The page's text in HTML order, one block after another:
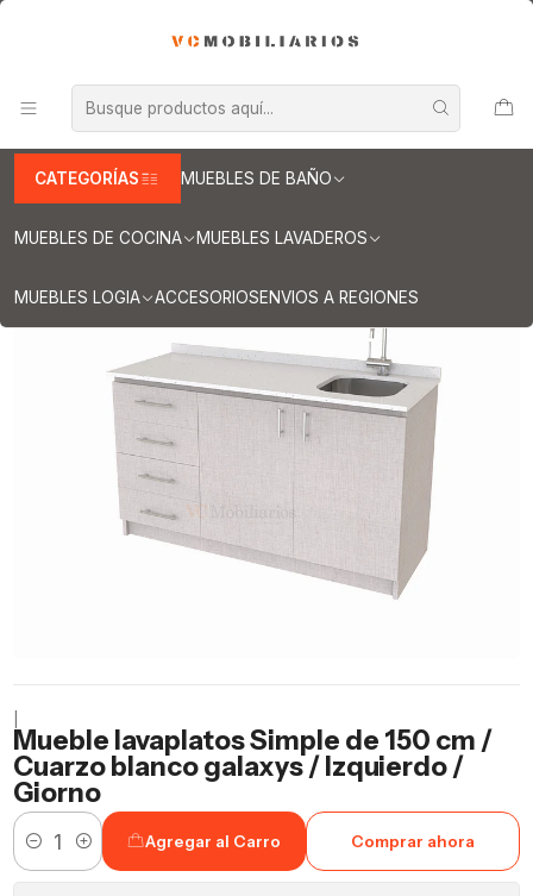
CATEGORÍAS MUEBLES DE BAÑO
MUEBLES DE COCINA MUEBLES LAVADEROS
MUEBLES LOGIA ACCESORIOSENVIOS A REGIONES
Muebles lavaplatos con cubierta de Cuarzo
Lavaplatos con cubierta de cuarzo 150 cms
Mueble lavaplatos Simple de 150 cm / Cuarzo blanco galaxys /
Izquierdo / Giorno
Mueble lavaplatos Simple de 150 cm /
Cuarzo blanco galaxys / Izquierdo /
Giorno
Cantidad
Agregar al Carro Comprar ahora